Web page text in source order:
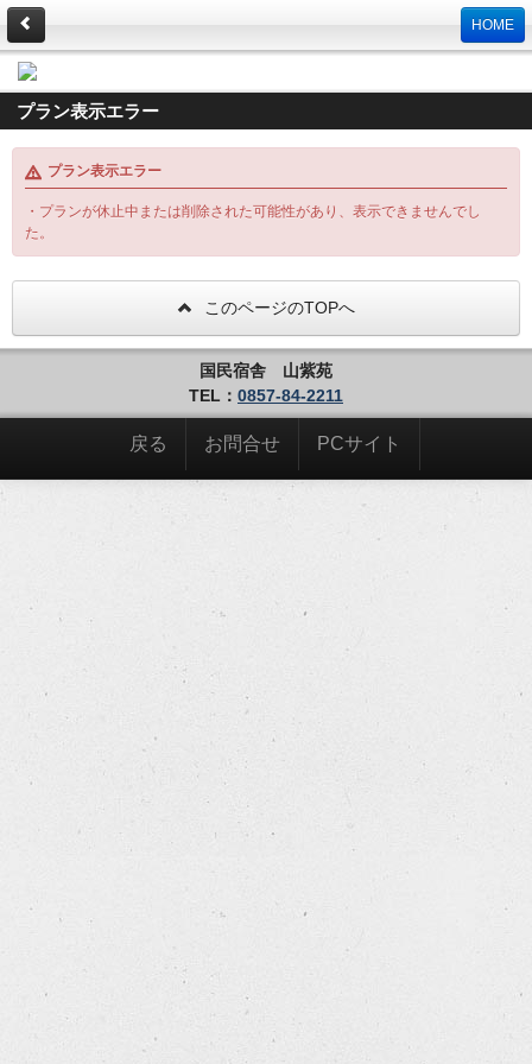
HOME
プラン表示エラー
プラン表示エラー
・プランが休止中または削除された可能性があり、表示できませんでし
た。
このページのTOPへ
国民宿舎 山紫苑
TEL： 0857-84-2211
戻る お問合せ PCサイト